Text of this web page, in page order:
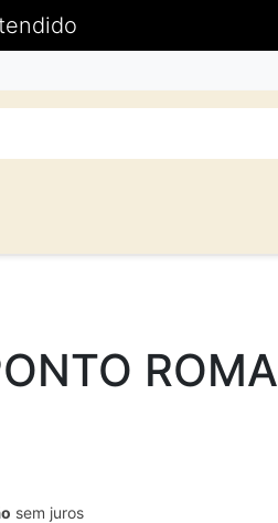
ROMA
sem juros